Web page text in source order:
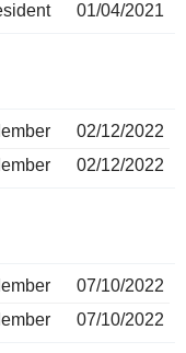
01/04/2021
02/12/2022
02/12/2022
07/10/2022
07/10/2022